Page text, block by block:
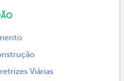
Viárias